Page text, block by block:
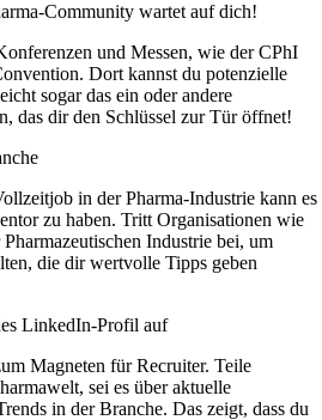
Community wartet auf dich!
und Messen, wie der CPhI
Dort kannst du potenzielle
sogar das ein oder andere
das dir den Schlüssel zur Tür öffnet!
in der Pharma-Industrie kann es
zu haben. Tritt Organisationen wie
Industrie bei, um
die dir wertvolle Tipps geben
LinkedIn-Profil auf
Magneten für Recruiter. Teile
sei es über aktuelle
in der Branche. Das zeigt, dass du